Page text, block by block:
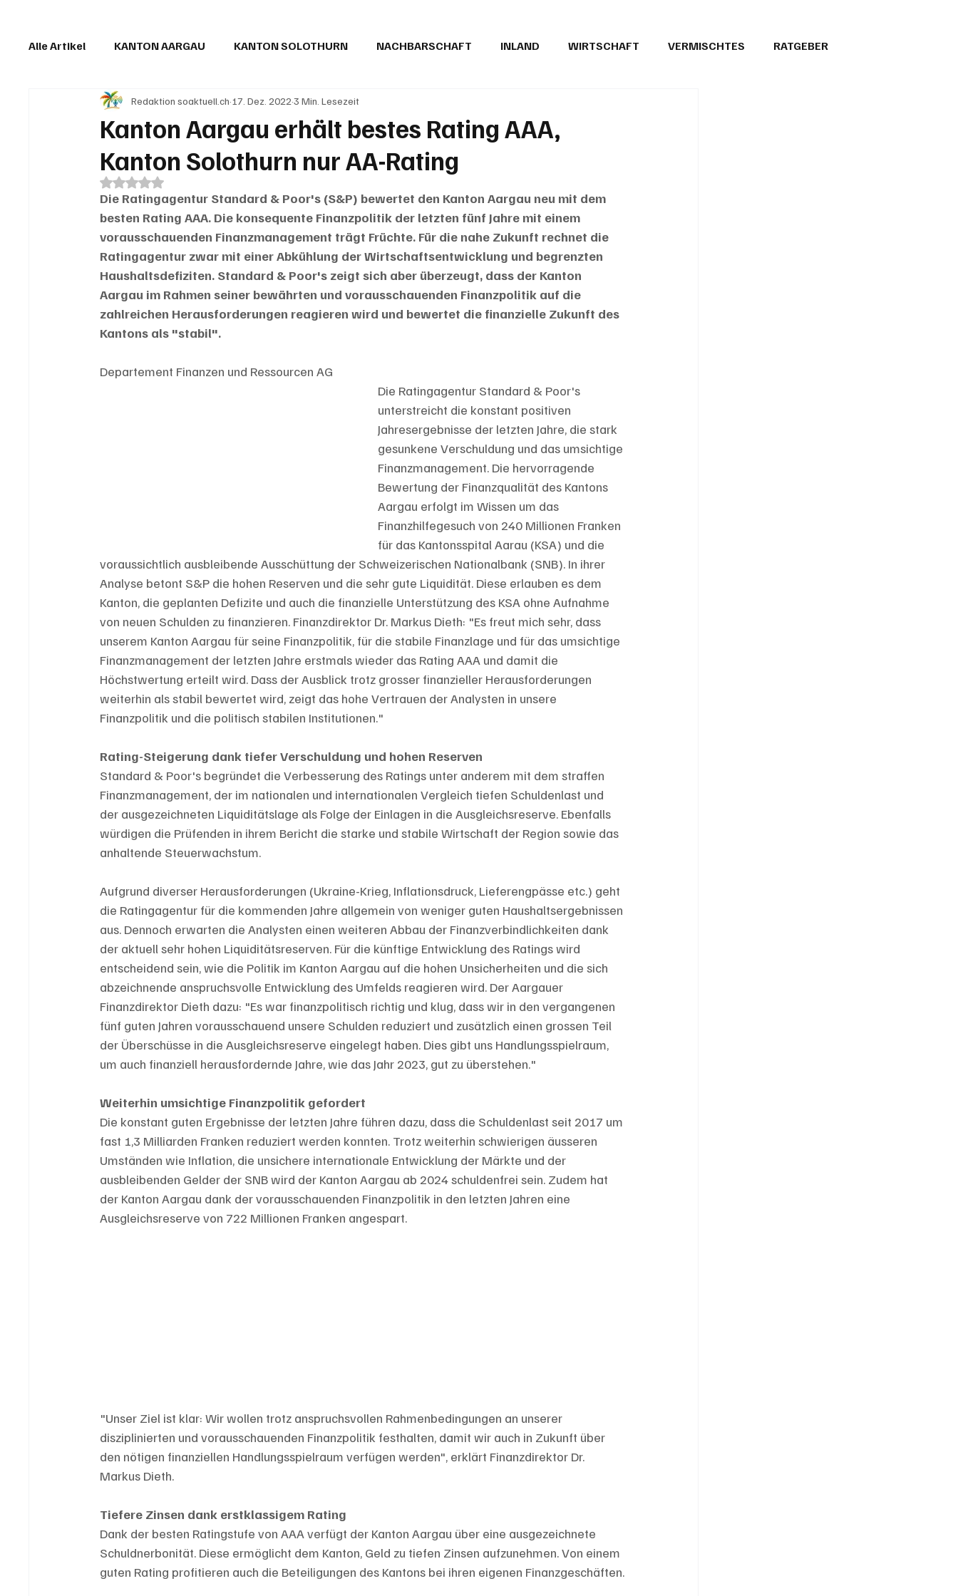
Alle Artikel KANTON AARGAU KANTON SOLOTHURN NACHBARSCHAFT INLAND WIRTSCHAFT VERMISCHTES RATGEBER
IN EIGENER SACHE KOMMENTARE LESERBRIEFE
Kanton Aargau erhält bestes Rating AAA,
Kanton Solothurn nur AA-Rating
Redaktion soaktuell.ch 17. Dez. 2022 3 Min. Lesezeit
Mit NaN von 5 Sternen bewertet.
Die Ratingagentur Standard & Poor's (S&P) bewertet den Kanton Aargau neu mit dem
besten Rating AAA. Die konsequente Finanzpolitik der letzten fünf Jahre mit einem
vorausschauenden Finanzmanagement trägt Früchte. Für die nahe Zukunft rechnet die
Ratingagentur zwar mit einer Abkühlung der Wirtschaftsentwicklung und begrenzten
Haushaltsdefiziten. Standard & Poor's zeigt sich aber überzeugt, dass der Kanton
Aargau im Rahmen seiner bewährten und vorausschauenden Finanzpolitik auf die
zahlreichen Herausforderungen reagieren wird und bewertet die finanzielle Zukunft des
Kantons als "stabil".
Departement Finanzen und Ressourcen AG
Die Ratingagentur Standard & Poor's
unterstreicht die konstant positiven
Jahresergebnisse der letzten Jahre, die stark
gesunkene Verschuldung und das umsichtige
Finanzmanagement. Die hervorragende
Bewertung der Finanzqualität des Kantons
Aargau erfolgt im Wissen um das
Finanzhilfegesuch von 240 Millionen Franken
für das Kantonsspital Aarau (KSA) und die
voraussichtlich ausbleibende Ausschüttung der Schweizerischen Nationalbank (SNB). In ihrer
Analyse betont S&P die hohen Reserven und die sehr gute Liquidität. Diese erlauben es dem
Kanton, die geplanten Defizite und auch die finanzielle Unterstützung des KSA ohne Aufnahme
von neuen Schulden zu finanzieren. Finanzdirektor Dr. Markus Dieth: "Es freut mich sehr, dass
unserem Kanton Aargau für seine Finanzpolitik, für die stabile Finanzlage und für das umsichtige
Finanzmanagement der letzten Jahre erstmals wieder das Rating AAA und damit die
Höchstwertung erteilt wird. Dass der Ausblick trotz grosser finanzieller Herausforderungen
weiterhin als stabil bewertet wird, zeigt das hohe Vertrauen der Analysten in unsere
Finanzpolitik und die politisch stabilen Institutionen."
Rating-Steigerung dank tiefer Verschuldung und hohen Reserven
Standard & Poor's begründet die Verbesserung des Ratings unter anderem mit dem straffen
Finanzmanagement, der im nationalen und internationalen Vergleich tiefen Schuldenlast und
der ausgezeichneten Liquiditätslage als Folge der Einlagen in die Ausgleichsreserve. Ebenfalls
würdigen die Prüfenden in ihrem Bericht die starke und stabile Wirtschaft der Region sowie das
anhaltende Steuerwachstum.
Aufgrund diverser Herausforderungen (Ukraine-Krieg, Inflationsdruck, Lieferengpässe etc.) geht
die Ratingagentur für die kommenden Jahre allgemein von weniger guten Haushaltsergebnissen
aus. Dennoch erwarten die Analysten einen weiteren Abbau der Finanzverbindlichkeiten dank
der aktuell sehr hohen Liquiditätsreserven. Für die künftige Entwicklung des Ratings wird
entscheidend sein, wie die Politik im Kanton Aargau auf die hohen Unsicherheiten und die sich
abzeichnende anspruchsvolle Entwicklung des Umfelds reagieren wird. Der Aargauer
Finanzdirektor Dieth dazu: "Es war finanzpolitisch richtig und klug, dass wir in den vergangenen
fünf guten Jahren vorausschauend unsere Schulden reduziert und zusätzlich einen grossen Teil
der Überschüsse in die Ausgleichsreserve eingelegt haben. Dies gibt uns Handlungsspielraum,
um auch finanziell herausfordernde Jahre, wie das Jahr 2023, gut zu überstehen."
Weiterhin umsichtige Finanzpolitik gefordert
Die konstant guten Ergebnisse der letzten Jahre führen dazu, dass die Schuldenlast seit 2017 um
fast 1,3 Milliarden Franken reduziert werden konnten. Trotz weiterhin schwierigen äusseren
Umständen wie Inflation, die unsichere internationale Entwicklung der Märkte und der
ausbleibenden Gelder der SNB wird der Kanton Aargau ab 2024 schuldenfrei sein. Zudem hat
der Kanton Aargau dank der vorausschauenden Finanzpolitik in den letzten Jahren eine
Ausgleichsreserve von 722 Millionen Franken angespart.
"Unser Ziel ist klar: Wir wollen trotz anspruchsvollen Rahmenbedingungen an unserer
disziplinierten und vorausschauenden Finanzpolitik festhalten, damit wir auch in Zukunft über
den nötigen finanziellen Handlungsspielraum verfügen werden", erklärt Finanzdirektor Dr.
Markus Dieth.
Tiefere Zinsen dank erstklassigem Rating
Dank der besten Ratingstufe von AAA verfügt der Kanton Aargau über eine ausgezeichnete
Schuldnerbonität. Diese ermöglicht dem Kanton, Geld zu tiefen Zinsen aufzunehmen. Von einem
guten Rating profitieren auch die Beteiligungen des Kantons bei ihren eigenen Finanzgeschäften.